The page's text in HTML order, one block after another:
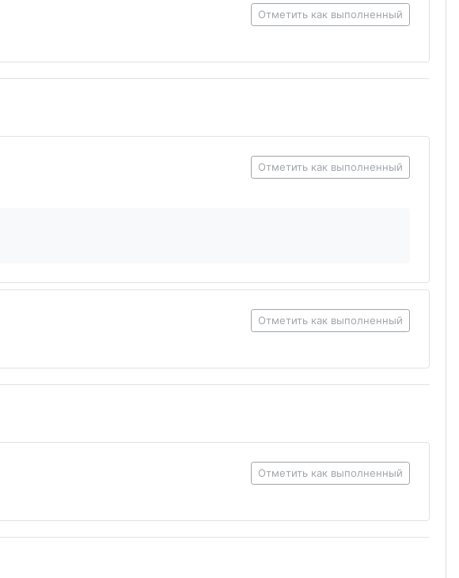
Отметить как выполненный
Отметить как выполненный
Отметить как выполненный
Отметить как выполненный